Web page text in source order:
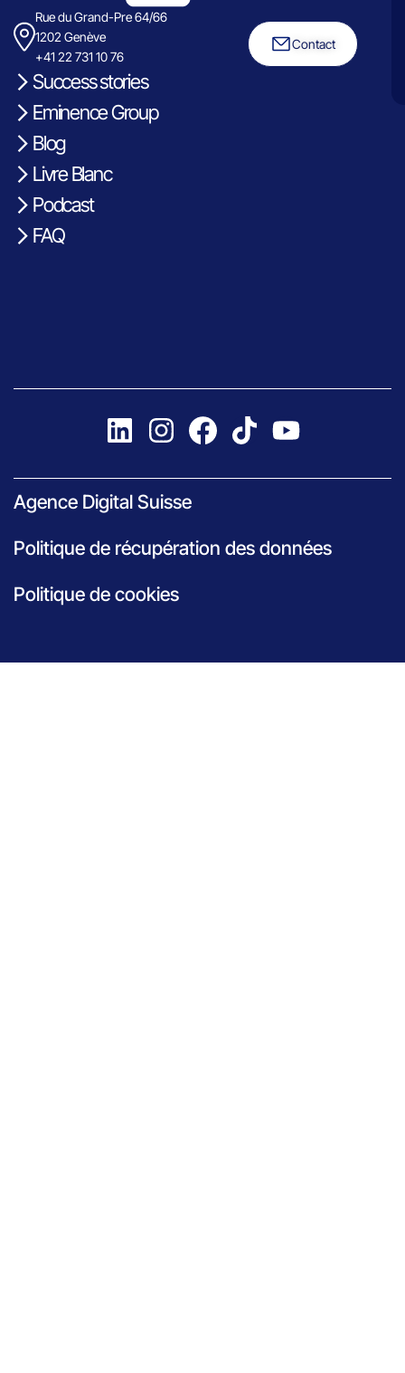
Rue du Grand-Pre 64/66
1202 Genève
+41 22 731 10 76
Contact
Success stories
Eminence Group
Blog
Livre Blanc
Podcast
FAQ
Agence Digital Suisse
Politique de récupération des données
Politique de cookies